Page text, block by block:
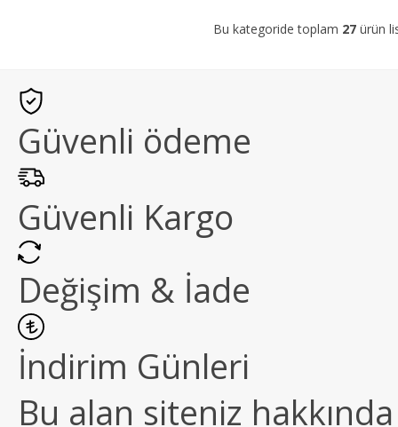
Bu kategoride toplam 27 ürün
Güvenli ödeme
Güvenli Kargo
Değişim & İade
İndirim Günleri
Bu alan siteniz